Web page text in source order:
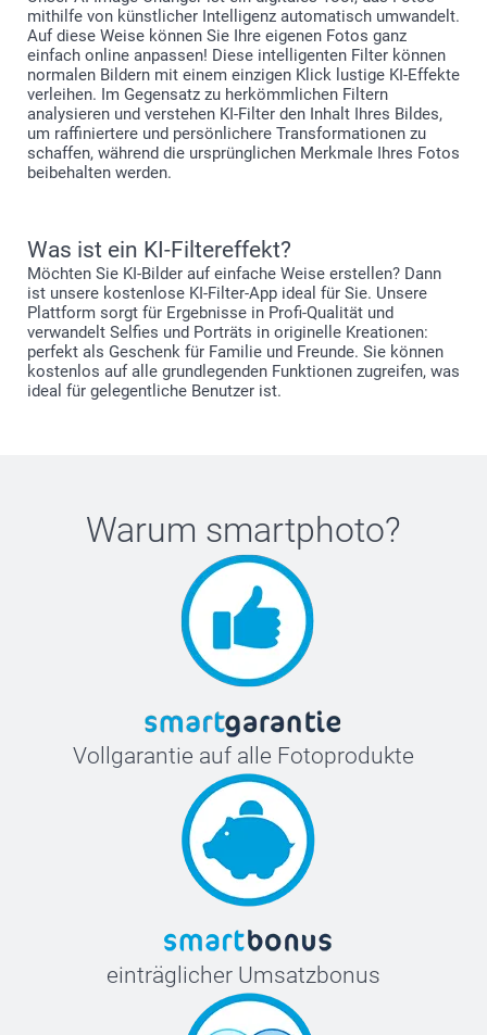
mithilfe von künstlicher Intelligenz automatisch umwandelt.
Auf diese Weise können Sie Ihre eigenen Fotos ganz
einfach online anpassen! Diese intelligenten Filter können
normalen Bildern mit einem einzigen Klick lustige KI-Effekte
verleihen. Im Gegensatz zu herkömmlichen Filtern
analysieren und verstehen KI-Filter den Inhalt Ihres Bildes,
um raffiniertere und persönlichere Transformationen zu
schaffen, während die ursprünglichen Merkmale Ihres Fotos
beibehalten werden.
Was ist ein KI-Filtereffekt?
Möchten Sie KI-Bilder auf einfache Weise erstellen? Dann
ist unsere kostenlose KI-Filter-App ideal für Sie. Unsere
Plattform sorgt für Ergebnisse in Profi-Qualität und
verwandelt Selfies und Porträts in originelle Kreationen:
perfekt als Geschenk für Familie und Freunde. Sie können
kostenlos auf alle grundlegenden Funktionen zugreifen, was
ideal für gelegentliche Benutzer ist.
Warum smartphoto?
Vollgarantie auf alle Fotoprodukte
einträglicher Umsatzbonus